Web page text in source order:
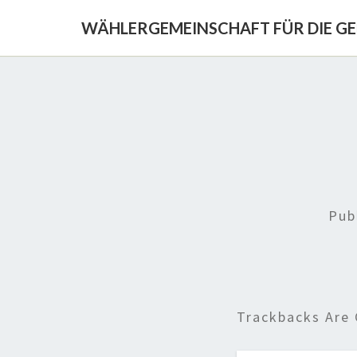
WÄHLERGEMEINSCHAFT FÜR DIE
Trackbacks Are